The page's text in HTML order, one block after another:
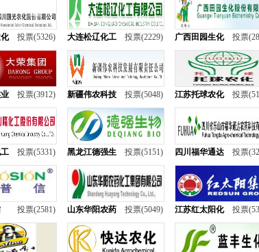
投票(5326) 大连松辽化工 投票(2229) 广西田园生化 投票
投票(3912) 新疆伟农科技 投票(5048) 江苏托球农化 投票
投票(5331) 黑龙江德强生 投票(5151) 四川福华通达 投票
投票(2581) 山东华阳农药 投票(5049) 江苏红太阳化 投票